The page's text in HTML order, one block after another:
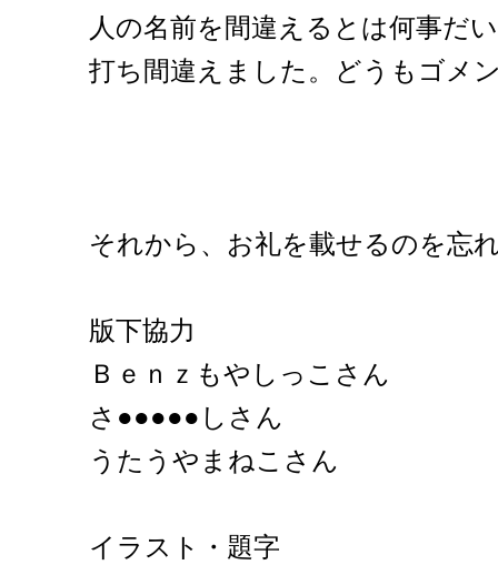
人の名前を間違えるとは何事だ
打ち間違えました。どうもゴメ
それから、お礼を載せるのを忘
版下協力
Ｂｅｎｚもやしっこさん
さ●●●●●しさん
うたうやまねこさん
イラスト・題字